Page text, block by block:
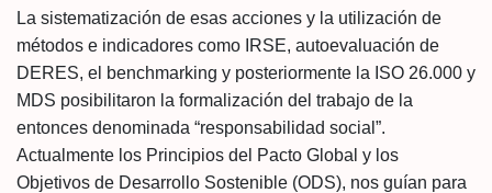
La sistematización de esas acciones y la utilización de
métodos e indicadores como IRSE, autoevaluación de
DERES, el benchmarking y posteriormente la ISO 26.000 y
MDS posibilitaron la formalización del trabajo de la
entonces denominada “responsabilidad social”.
Actualmente los Principios del Pacto Global y los
Objetivos de Desarrollo Sostenible (ODS), nos guían para